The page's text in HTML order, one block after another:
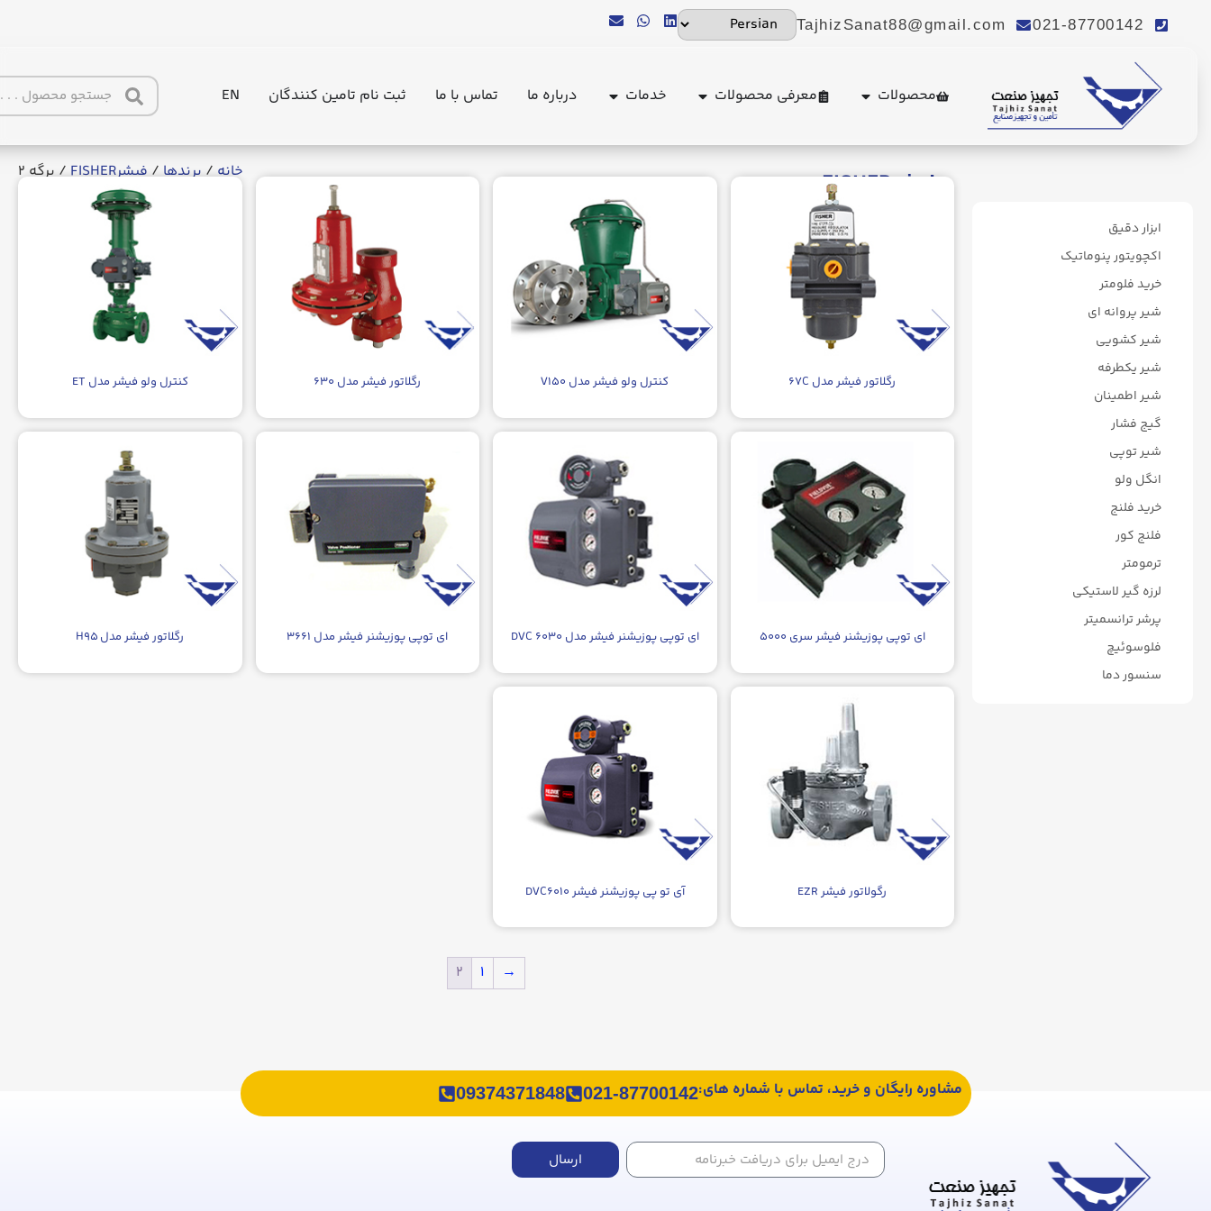
021-87700142
TajhizSanat88@gmail.com
محصولات معرفی محصولات خدمات درباره ما تماس با ما ثبت نام تامین کنندگان EN
ابزار دقیق
اکچویتور پنوماتیک
خرید فلومتر
شیر پروانه ای
شیر کشویی
شیر یکطرفه
شیر اطمینان
گیج فشار
شیر توپی
انگل ولو
خرید فلنج
فلنج کور
ترمومتر
لرزه گیر لاستیکی
پرشر ترانسمیتر
فلوسوئیچ
سنسور دما
فیشرFISHER خانه/برندها/فیشرFISHER / برگه 2
رگلاتور فیشر مدل ۶۷C کنترل ولو فیشر مدل V۱۵۰ رگلاتور فیشر مدل ۶۳۰ کنترل ولو فیشر مدل ET
ای توپی پوزیشنر فیشر سری ۵۰۰۰ ای توپی پوزیشنر فیشر مدل DVC ۶۰۳۰ ای توپی پوزیشنر فیشر مدل ۳۶۶۱ رگلاتور فیشر مدل H۹۵
رگولاتور فیشر EZR آی تو پی پوزیشنر فیشر DVC۶۰۱۰
→ ۱ ۲
مشاوره رایگان و خرید، تماس با شماره های:021-87700142
09374371848
ارسال